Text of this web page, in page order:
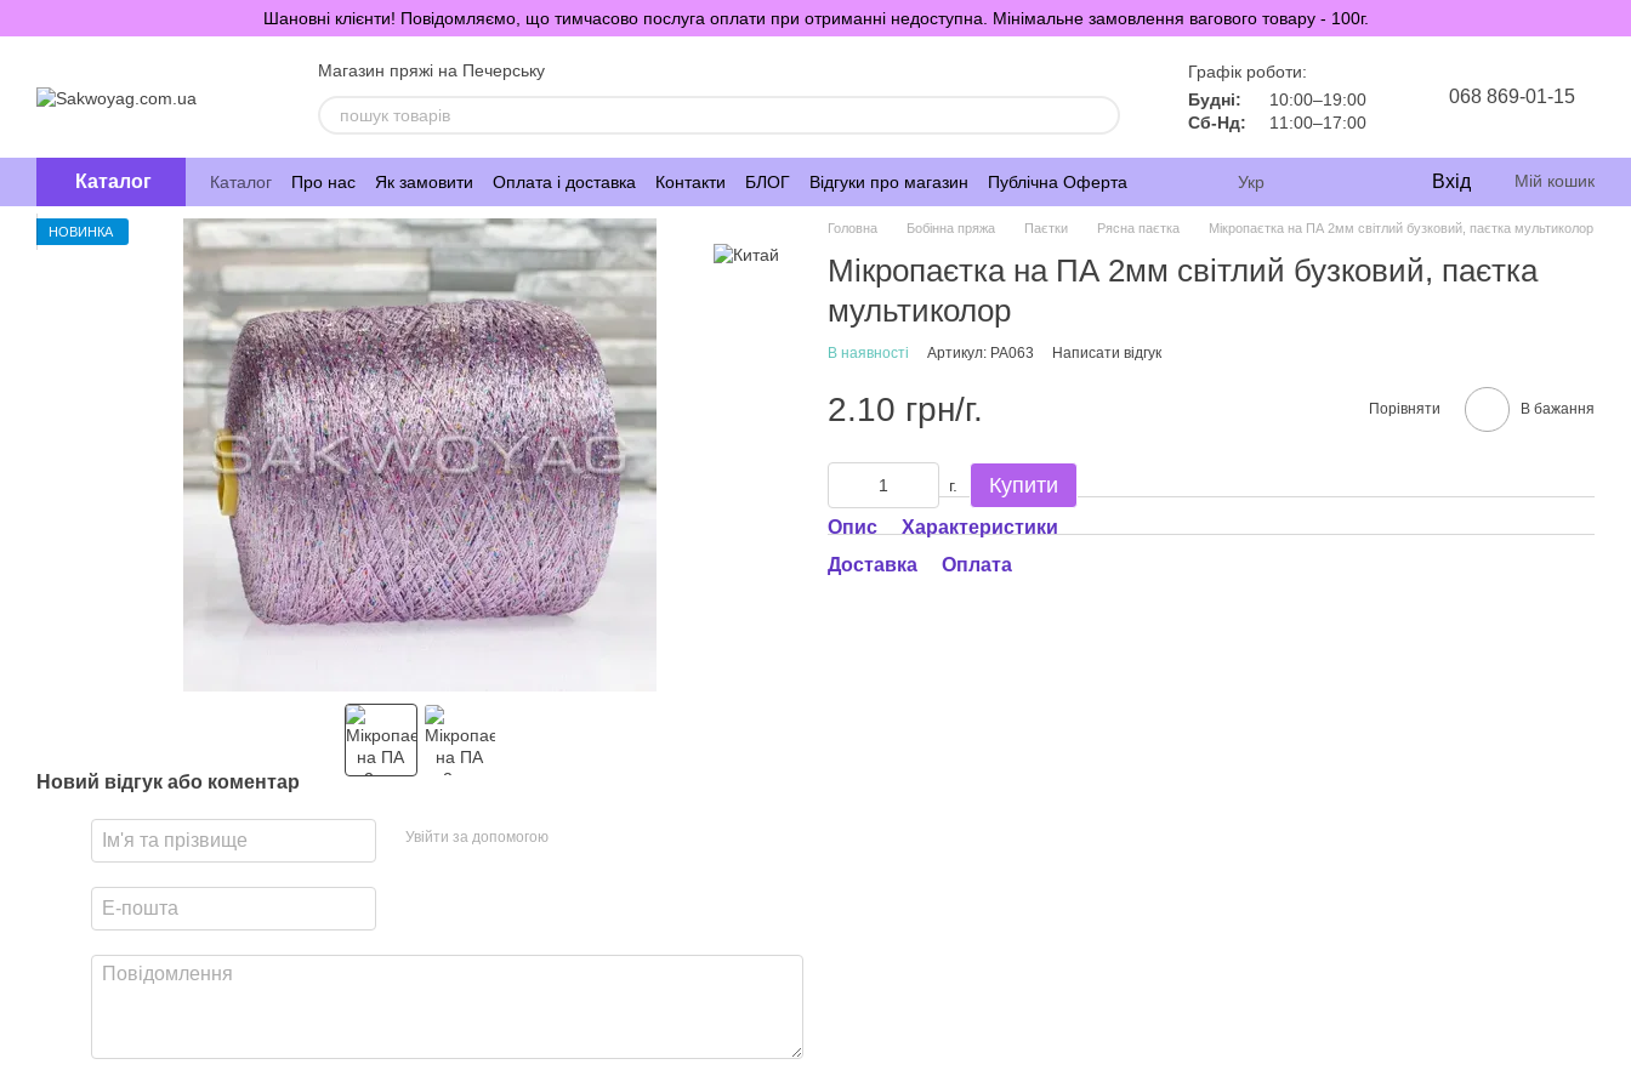
Перейти до основного контентуШановні клієнти! Повідомляємо, що тимчасово послуга оплати при отриманні недоступна. Мінімальне замовлення вагового товару - 100г.
Магазин пряжі на Печерську
Графік роботи:
Будні:
10:00–19:00
Сб-Нд:
11:00–17:00
068 869-01-15
Каталог Каталог Про нас Як замовити Оплата і доставка Контакти БЛОГ Відгуки про магазин Публічна Оферта Укр Вхід Мій кошик
НОВИНКА
Новий відгук або коментар
Увійти за допомогою
Головна Бобінна пряжа Паєтки Рясна паєтка Мікропаєтка на ПА 2мм світлий бузковий, паєтка мультиколор
Мікропаєтка на ПА 2мм світлий бузковий, паєтка
мультиколор
В наявності Артикул: PA063 Написати відгук
2.10 грн/г. Порівняти В бажання
г. Купити
Опис
Характеристики
Доставка
Оплата